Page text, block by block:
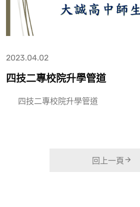
2023.04.02
四技二專校院升學管道
四技二專校院升學管道
回上一頁